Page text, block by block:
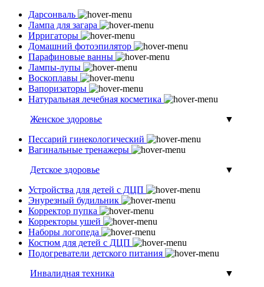
Дарсонваль
Лампа для загара
Ирригаторы
Домашний фотоэпилятор
Парафиновые ванны
Лампы-лупы
Воскоплавы
Вапоризаторы
Натуральная лечебная косметика
Женское здоровье
▼
Пессарий гинекологический
Вагинальные тренажеры
Детское здоровье
▼
Устройства для детей с ДЦП
Энурезный будильник
Корректор пупка
Корректоры ушей
Наборы логопеда
Костюм для детей с ДЦП
Подогреватели детского питания
Инвалидная техника
▼